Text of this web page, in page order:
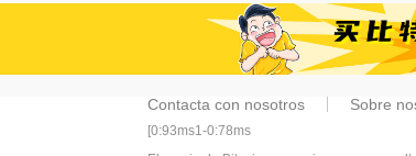
Contacta con nosotros Sobre
[0:93ms1-0:78ms